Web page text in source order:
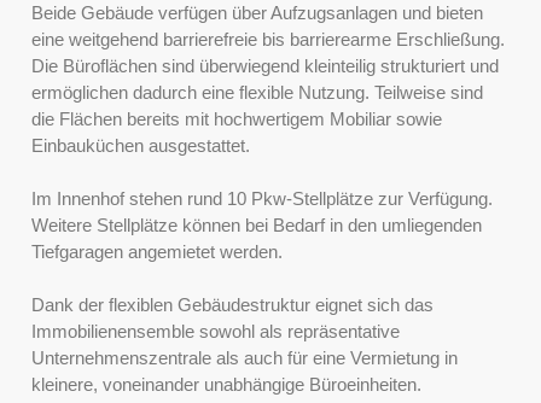
Beide Gebäude verfügen über Aufzugsanlagen und bieten
eine weitgehend barrierefreie bis barrierearme Erschließung.
Die Büroflächen sind überwiegend kleinteilig strukturiert und
ermöglichen dadurch eine flexible Nutzung. Teilweise sind
die Flächen bereits mit hochwertigem Mobiliar sowie
Einbauküchen ausgestattet.
Im Innenhof stehen rund 10 Pkw-Stellplätze zur Verfügung.
Weitere Stellplätze können bei Bedarf in den umliegenden
Tiefgaragen angemietet werden.
Dank der flexiblen Gebäudestruktur eignet sich das
Immobilienensemble sowohl als repräsentative
Unternehmenszentrale als auch für eine Vermietung in
kleinere, voneinander unabhängige Büroeinheiten.